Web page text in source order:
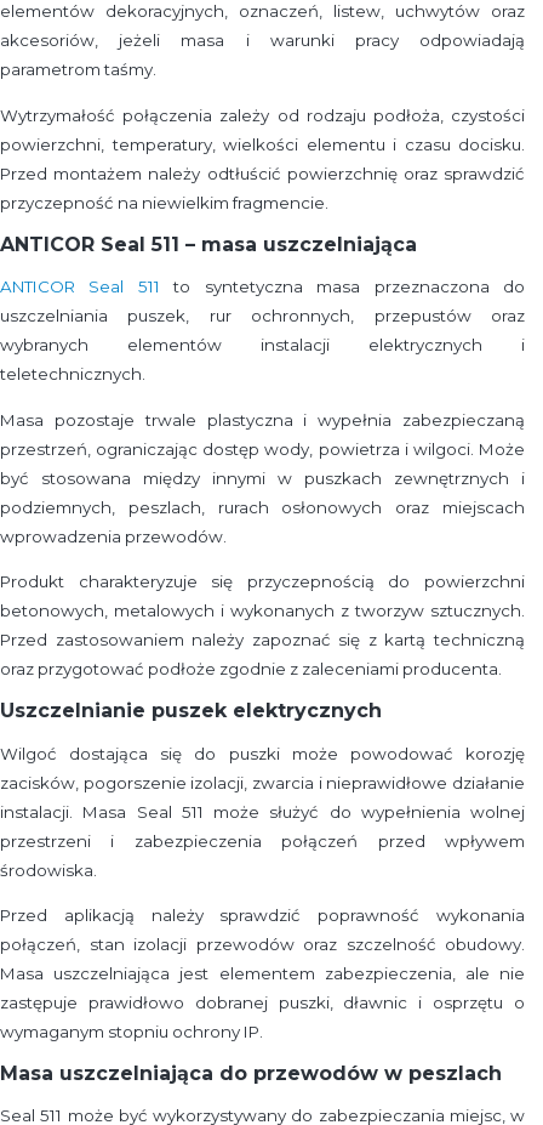
elementów dekoracyjnych, oznaczeń, listew, uchwytów oraz
akcesoriów, jeżeli masa i warunki pracy odpowiadają
parametrom taśmy.
Wytrzymałość połączenia zależy od rodzaju podłoża, czystości
powierzchni, temperatury, wielkości elementu i czasu docisku.
Przed montażem należy odtłuścić powierzchnię oraz sprawdzić
przyczepność na niewielkim fragmencie.
ANTICOR Seal 511 – masa uszczelniająca
ANTICOR Seal 511
to syntetyczna masa przeznaczona do
uszczelniania puszek, rur ochronnych, przepustów oraz
wybranych elementów instalacji elektrycznych i
teletechnicznych.
Masa pozostaje trwale plastyczna i wypełnia zabezpieczaną
przestrzeń, ograniczając dostęp wody, powietrza i wilgoci. Może
być stosowana między innymi w puszkach zewnętrznych i
podziemnych, peszlach, rurach osłonowych oraz miejscach
wprowadzenia przewodów.
Produkt charakteryzuje się przyczepnością do powierzchni
betonowych, metalowych i wykonanych z tworzyw sztucznych.
Przed zastosowaniem należy zapoznać się z kartą techniczną
oraz przygotować podłoże zgodnie z zaleceniami producenta.
Uszczelnianie puszek elektrycznych
Wilgoć dostająca się do puszki może powodować korozję
zacisków, pogorszenie izolacji, zwarcia i nieprawidłowe działanie
instalacji. Masa Seal 511 może służyć do wypełnienia wolnej
przestrzeni i zabezpieczenia połączeń przed wpływem
środowiska.
Przed aplikacją należy sprawdzić poprawność wykonania
połączeń, stan izolacji przewodów oraz szczelność obudowy.
Masa uszczelniająca jest elementem zabezpieczenia, ale nie
zastępuje prawidłowo dobranej puszki, dławnic i osprzętu o
wymaganym stopniu ochrony IP.
Masa uszczelniająca do przewodów w peszlach
Seal 511 może być wykorzystywany do zabezpieczania miejsc, w